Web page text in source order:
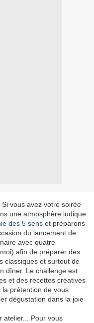
vous avez votre soirée
une atmosphère ludique
des 5 sens et préparons
du lancement de
avec quatre
afin de préparer des
classiques et surtout de
dîner. Le challenge est
et des recettes créatives
prétention de vous
dégustation dans la joie
atelier... Pour vous